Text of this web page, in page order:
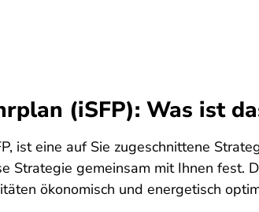
(iSFP): Was ist
ist eine auf Sie zugeschnittene
Strategie gemeinsam mit Ihnen fest.
ökonomisch und energetisch